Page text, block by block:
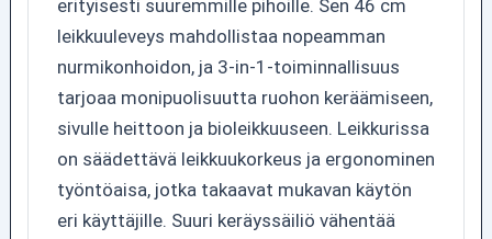
erityisesti suuremmille pihoille. Sen 46 cm
leikkuuleveys mahdollistaa nopeamman
nurmikonhoidon, ja 3-in-1-toiminnallisuus
tarjoaa monipuolisuutta ruohon keräämiseen,
sivulle heittoon ja bioleikkuuseen. Leikkurissa
on säädettävä leikkuukorkeus ja ergonominen
työntöaisa, jotka takaavat mukavan käytön
eri käyttäjille. Suuri keräyssäiliö vähentää